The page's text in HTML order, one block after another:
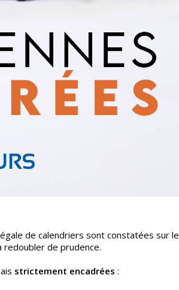
de calendriers sont constatées sur le
de prudence.
strictement encadrées :